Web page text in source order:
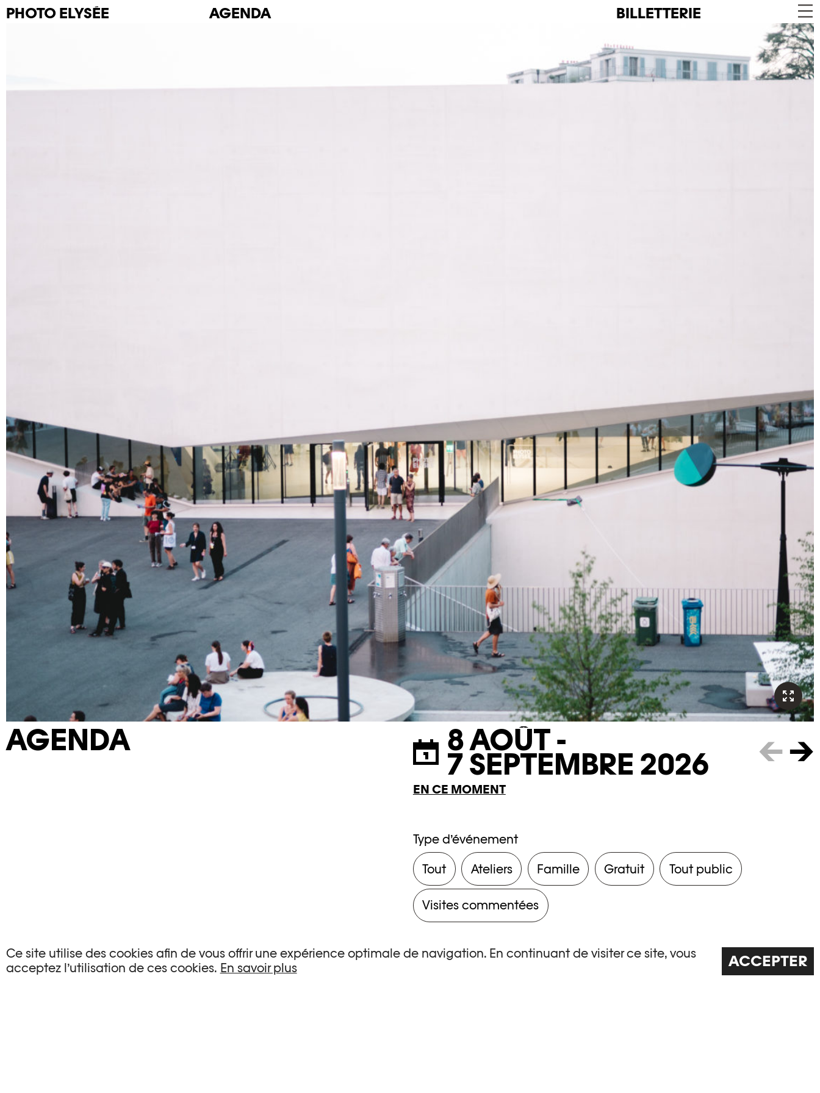
Ce site utilise des cookies afin de vous offrir une expérience optimale de navigation. En continuant de visiter ce site, vous
acceptez l’utilisation de ces cookies. En savoir plus ACCEPTER
PHOTO ELYSÉE AGENDA BILLETTERIE
AGENDA 8 AOÛT -
7 SEPTEMBRE 2026 ←→
EN CE MOMENT
Type d’événement
Tout Ateliers Famille Gratuit Tout public
Visites commentées
AUCUN ÉVÉNEMENT